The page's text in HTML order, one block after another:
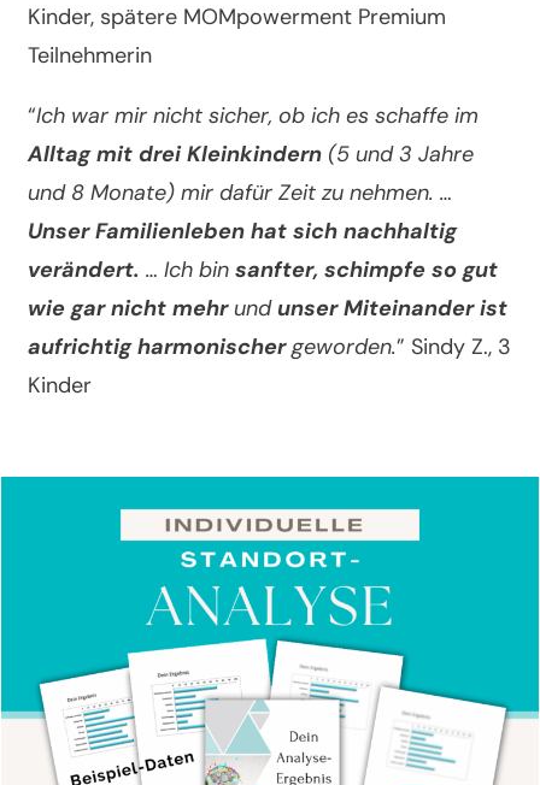
Kinder, spätere MOMpowerment Premium
Teilnehmerin
“Ich war mir nicht sicher, ob ich es schaffe im
Alltag mit drei Kleinkindern (5 und 3 Jahre
und 8 Monate) mir dafür Zeit zu nehmen. …
Unser Familienleben hat sich nachhaltig
verändert. … Ich bin sanfter, schimpfe so gut
wie gar nicht mehrund unser Miteinander ist
aufrichtig harmonischergeworden.” Sindy Z., 3
Kinder